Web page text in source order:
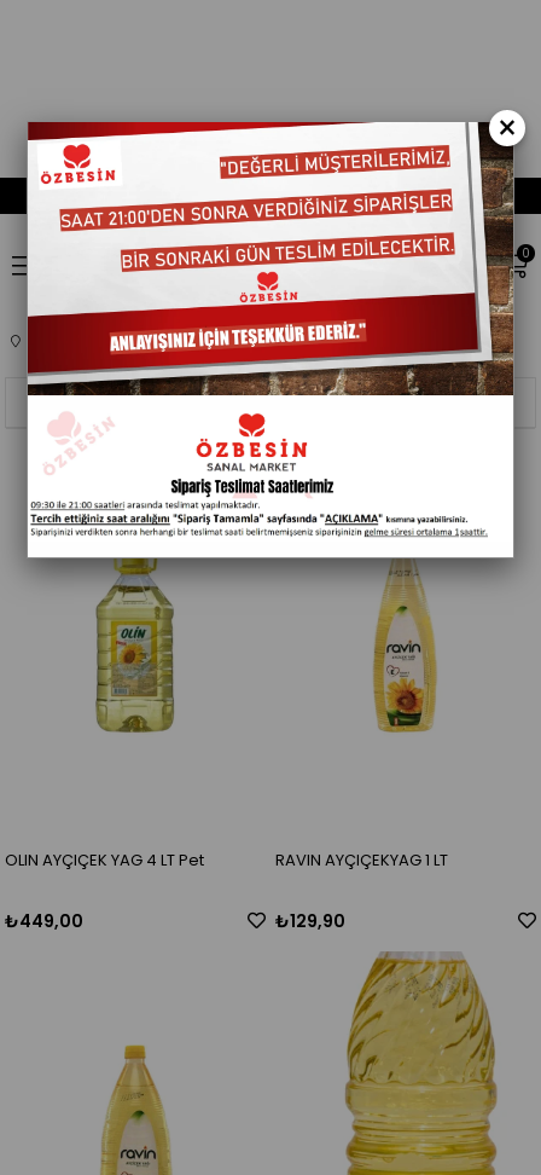
0
TEMEL GIDA SIVI YAGLAR 401302
Filtreleme
Sıralama
OLIN AYÇIÇEK YAG 4 LT Pet
₺449,00
RAVIN AYÇIÇEKYAG 1 LT
₺129,90
×